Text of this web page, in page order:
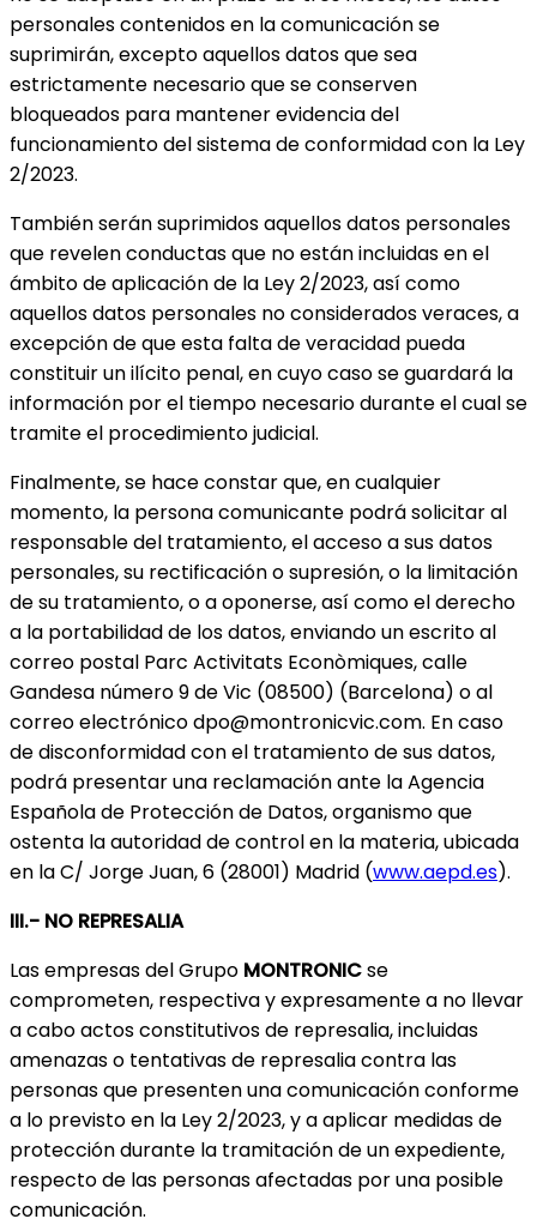
personales contenidos en la comunicación se
suprimirán, excepto aquellos datos que sea
estrictamente necesario que se conserven
bloqueados para mantener evidencia del
funcionamiento del sistema de conformidad con la Ley
2/2023.
También serán suprimidos aquellos datos personales
que revelen conductas que no están incluidas en el
ámbito de aplicación de la Ley 2/2023, así como
aquellos datos personales no considerados veraces, a
excepción de que esta falta de veracidad pueda
constituir un ilícito penal, en cuyo caso se guardará la
información por el tiempo necesario durante el cual se
tramite el procedimiento judicial.
Finalmente, se hace constar que, en cualquier
momento, la persona comunicante podrá solicitar al
responsable del tratamiento, el acceso a sus datos
personales, su rectificación o supresión, o la limitación
de su tratamiento, o a oponerse, así como el derecho
a la portabilidad de los datos, enviando un escrito al
correo postal Parc Activitats Econòmiques, calle
Gandesa número 9 de Vic (08500) (Barcelona) o al
correo electrónicodpo@montronicvic.com. En caso
de disconformidad con el tratamiento de sus datos,
podrá presentar una reclamación ante la Agencia
Española de Protección de Datos, organismo que
ostenta la autoridad de control en la materia, ubicada
en la C/ Jorge Juan, 6 (28001) Madrid (www.aepd.es).
III.- NO REPRESALIA
Las empresas del Grupo MONTRONICse
comprometen, respectiva y expresamente a no llevar
a cabo actos constitutivos de represalia, incluidas
amenazas o tentativas de represalia contra las
personas que presenten una comunicación conforme
a lo previsto en la Ley 2/2023, y a aplicar medidas de
protección durante la tramitación de un expediente,
respecto de las personas afectadas por una posible
comunicación.